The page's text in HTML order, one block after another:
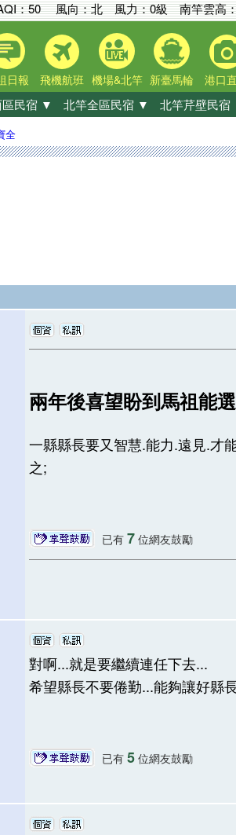
：50 風向：北 風力：0級南竿雲高
日報 飛機航班 機場&北竿 新臺馬輪 港口
區民宿 ▼ 北竿全區民宿 ▼ 北竿芹壁民宿
全
兩年後喜望盼到馬祖能
一縣縣長要又智慧.能力.遠見.才
之;
已有 7位網友鼓勵
對啊...就是要繼續連任下去...
希望縣長不要倦勤...能夠讓好縣
已有 5位網友鼓勵